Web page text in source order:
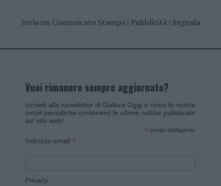
Invia un Comunicato Stampa| Pubblicità| Segnala
Vuoi rimanere sempre aggiornato?
Iscriviti alla newsletter di Gallura Oggi e ricevi le nostre
email periodiche contenenti le ultime notizie pubblicate
sul sito web!
* campo obbligatorio
Indirizzo email *
Privacy